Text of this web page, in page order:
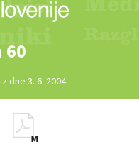
60
dne 3. 6. 2004